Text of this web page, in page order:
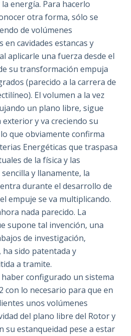
energía. Para hacerlo
otra forma, sólo se
de volúmenes
cavidades estancas y
aplicarle una fuerza desde el
su transformación empuja
(parecido a la carrera de
El volumen a la vez
un plano libre, sigue
y va creciendo su
que obviamente confirma
Energéticas que traspasa
de la física y las
y llanamente, la
durante el desarrollo de
empuje se va multiplicando.
nada parecido. La
supone tal invención, una
de investigación,
sido patentada y
a tramite.
haber configurado un sistema
con lo necesario para que en
unos volúmenes
del plano libre del Rotor y
su estanqueidad pese a estar